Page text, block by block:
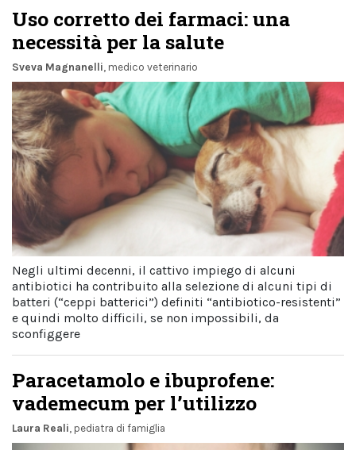
Uso corretto dei farmaci: una
necessità per la salute
Sveva Magnanelli, medico veterinario
Negli ultimi decenni, il cattivo impiego di alcuni
antibiotici ha contribuito alla selezione di alcuni tipi di
batteri (“ceppi batterici”) definiti “antibiotico-resistenti”
e quindi molto difficili, se non impossibili, da
sconfiggere
Paracetamolo e ibuprofene:
vademecum per l’utilizzo
Laura Reali , pediatra di famiglia